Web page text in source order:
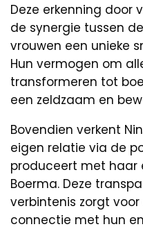
Deze erkenning door
de synergie tussen
vrouwen een unieke
Hun vermogen om
transformeren tot
een zeldzaam en
Bovendien verkent
eigen relatie via de
produceert met haar
Boerma. Deze
verbintenis zorgt
connectie met hun